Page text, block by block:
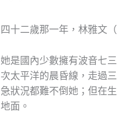
四十二歲那一年，林雅文
她是國內少數擁有波音七
次太平洋的晨昏線，走過
急狀況都難不倒她；但在
地面。